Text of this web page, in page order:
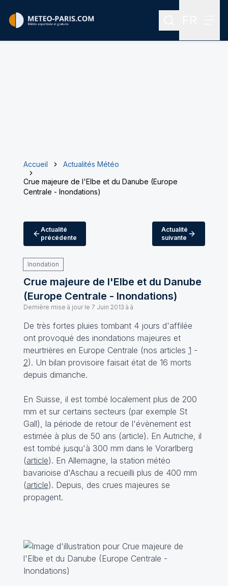
Rechercher
Accueil
Actualités Météo
Crue majeure de l'Elbe et du Danube (Europe
Centrale - Inondations)
Actualité
précédente
Actualité
suivante
Inondation
Crue majeure de l'Elbe et du Danube
(Europe Centrale - Inondations)
Dernière mise à jour le 7 Juin 2013 à à
De très fortes pluies tombant 4 jours d'affilée
ont provoqué des inondations majeures et
meurtrières en Europe Centrale (nos articles 1 -
2). Un bilan provisoire faisait état de 16 morts
depuis dimanche.
En Suisse, il est tombé localement plus de 200
mm et sur certains secteurs (par exemple St
Gall), la période de retour de l'évènement est
estimée à plus de 50 ans (article). En Autriche, il
est tombé jusqu'à 300 mm dans le Vorarlberg
(article). En Allemagne, la station météo
bavarioise d'Aschau a recueilli plus de 400 mm
(article). Depuis, des crues majeures se
propagent.